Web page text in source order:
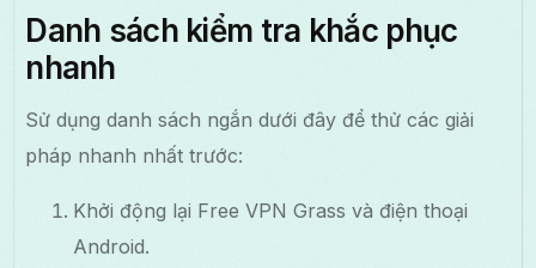
Danh sách kiểm tra khắc phục
nhanh
Sử dụng danh sách ngắn dưới đây để thử các giải
pháp nhanh nhất trước:
Khởi động lại Free VPN Grass và điện thoại
Android.